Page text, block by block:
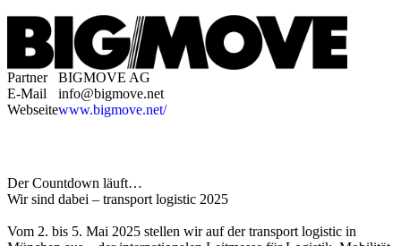
Partner
E-Mail
Webseite
BIGMOVE AG
info@bigmove.net
www.bigmove.net/
Der Countdown läuft…
Wir sind dabei – transport logistic 2025
Vom 2. bis 5. Mai 2025 stellen wir auf der transport logistic in